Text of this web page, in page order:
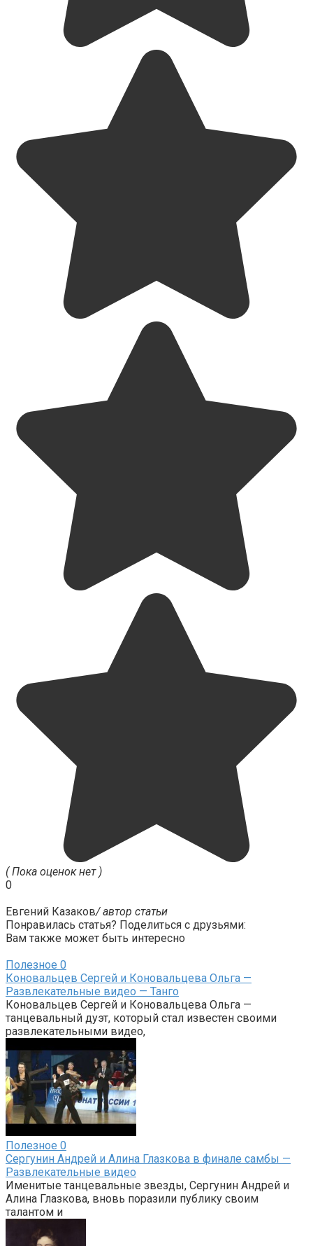
( Пока оценок нет )
0
Евгений Казаков/ автор статьи
Понравилась статья? Поделиться с друзьями:
Вам также может быть интересно
Полезное 0
Коновальцев Сергей и Коновальцева Ольга —
Развлекательные видео — Танго
Коновальцев Сергей и Коновальцева Ольга —
танцевальный дуэт, который стал известен своими
развлекательными видео,
Полезное 0
Сергунин Андрей и Алина Глазкова в финале самбы —
Развлекательные видео
Именитые танцевальные звезды, Сергунин Андрей и
Алина Глазкова, вновь поразили публику своим
талантом и